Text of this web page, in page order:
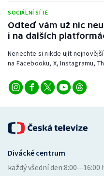
Triatlon
Vodní slalom
Volejbal
SOCIÁLNÍ SÍTĚ
Odteď vám už nic
i na dalších
Nenechte si nikde ujít
na Facebooku, X, Instagramu,
Divácké centrum
každý všední den:8:00—16:00